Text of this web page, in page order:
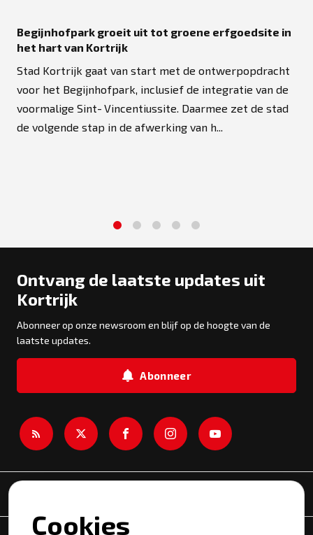
Begijnhofpark groeit uit tot groene erfgoedsite in
het hart van Kortrijk
Stad Kortrijk gaat van start met de ontwerpopdracht
voor het Begijnhofpark, inclusief de integratie van de
voormalige Sint‑Vincentiussite. Daarmee zet de stad
de volgende stap in de afwerking van h...
Ontvang de laatste updates uit
Kortrijk
Abonneer op onze newsroom en blijf op de hoogte van de
laatste updates.
Abonneer
Cookies